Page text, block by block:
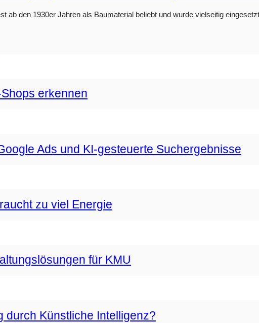
ab den 1930er Jahren als Baumaterial beliebt und wurde vielseitig
erkennen
Ads und KI-gesteuerte Suchergebnisse
zu viel Energie
für KMU
durch Künstliche Intelligenz?